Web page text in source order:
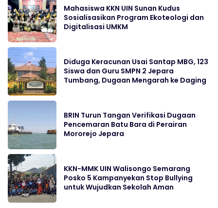
Mahasiswa KKN UIN Sunan Kudus
Sosialisasikan Program Ekoteologi dan
Digitalisasi UMKM
Diduga Keracunan Usai Santap MBG, 123
Siswa dan Guru SMPN 2 Jepara
Tumbang, Dugaan Mengarah ke Daging
BRIN Turun Tangan Verifikasi Dugaan
Pencemaran Batu Bara di Perairan
Mororejo Jepara
KKN-MMK UIN Walisongo Semarang
Posko 5 Kampanyekan Stop Bullying
untuk Wujudkan Sekolah Aman